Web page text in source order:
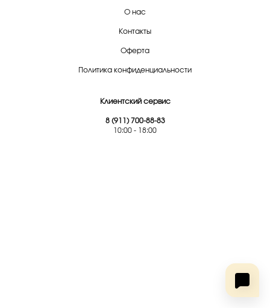
О нас
Контакты
Оферта
Политика конфиденциальности
Клиентский сервис
8 (911) 700-88-83
10:00 - 18:00